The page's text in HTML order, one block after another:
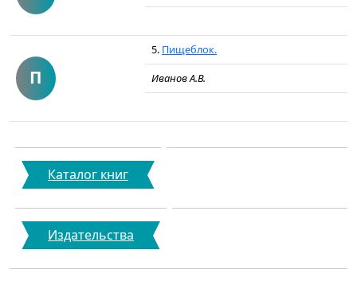
П
5. Пищеблок.
Иванов А.В.
Каталог книг
Издательства